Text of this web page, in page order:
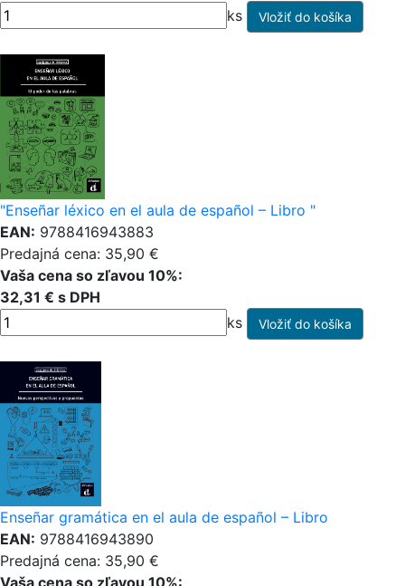
ks
"Enseñar léxico en el aula de español – Libro "
EAN: 9788416943883
Predajná cena: 35,90 €
Vaša cena so zľavou 10%:
32,31 € s DPH
ks
Enseñar gramática en el aula de español – Libro
EAN: 9788416943890
Predajná cena: 35,90 €
Vaša cena so zľavou 10%: